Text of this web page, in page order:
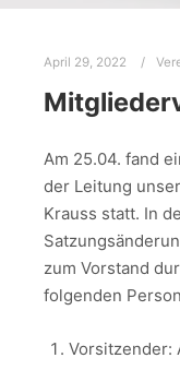
April 29, 2022
Am 25.04. fand
der Leitung
Krauss statt. In
zum Vorstand
folgenden
Vorsitzender: